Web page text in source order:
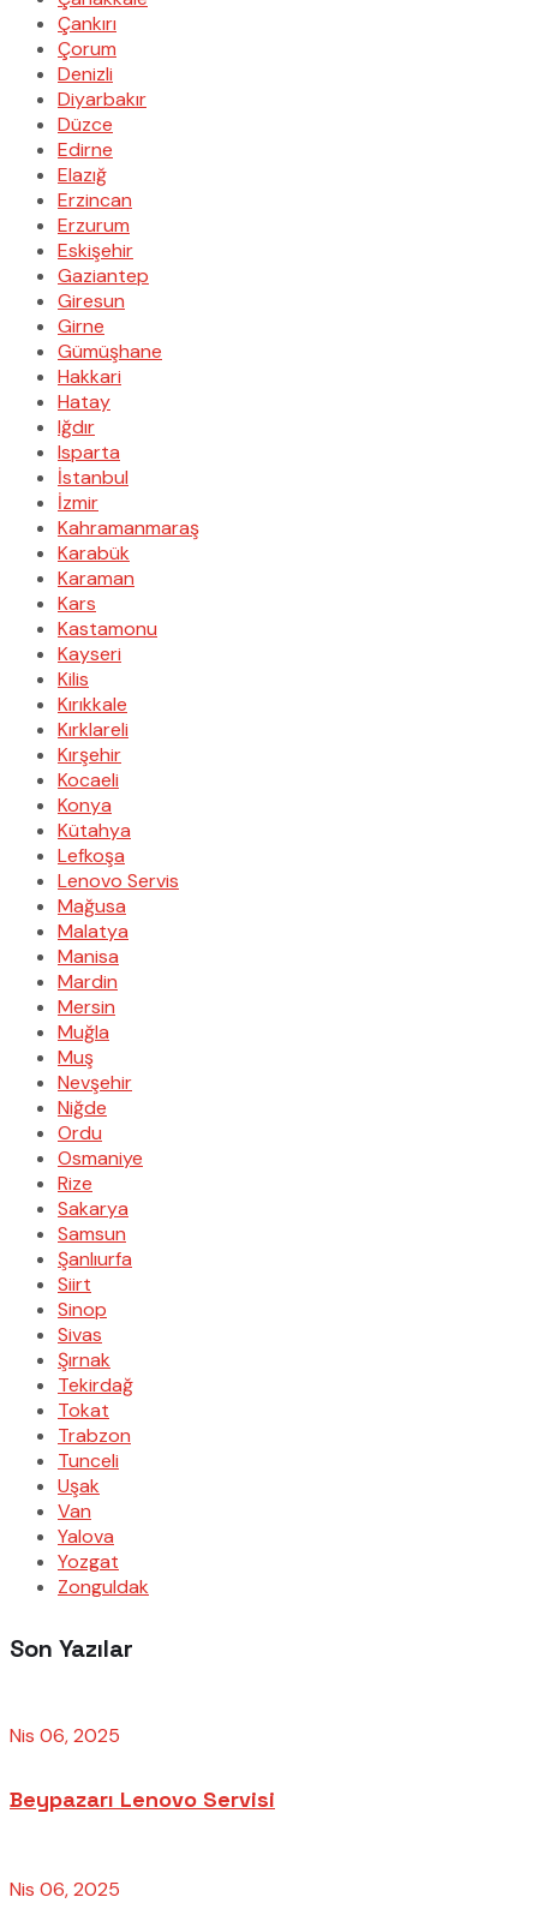
Çankırı
Çorum
Denizli
Diyarbakır
Düzce
Edirne
Elazığ
Erzincan
Erzurum
Eskişehir
Gaziantep
Giresun
Girne
Gümüşhane
Hakkari
Hatay
Iğdır
Isparta
İstanbul
İzmir
Kahramanmaraş
Karabük
Karaman
Kars
Kastamonu
Kayseri
Kilis
Kırıkkale
Kırklareli
Kırşehir
Kocaeli
Konya
Kütahya
Lefkoşa
Lenovo Servis
Mağusa
Malatya
Manisa
Mardin
Mersin
Muğla
Muş
Nevşehir
Niğde
Ordu
Osmaniye
Rize
Sakarya
Samsun
Şanlıurfa
Siirt
Sinop
Sivas
Şırnak
Tekirdağ
Tokat
Trabzon
Tunceli
Uşak
Van
Yalova
Yozgat
Zonguldak
Son Yazılar
Nis 06, 2025
Beypazarı Lenovo Servisi
Nis 06, 2025